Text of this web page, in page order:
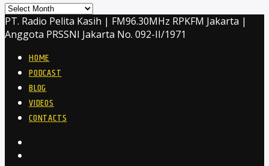
Archives
PT. Radio Pelita Kasih | FM96.30MHz RPKFM Jakarta |
Anggota PRSSNI Jakarta No. 092-II/1971
HOME
PODCAST
BLOG
VIDEOS
CONTACTS